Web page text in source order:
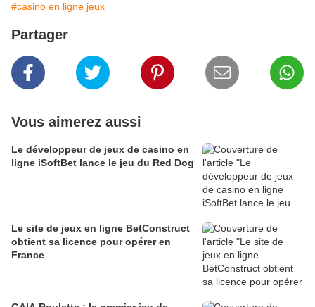
#casino en ligne jeux
Partager
Vous aimerez aussi
Le développeur de jeux de casino en
ligne iSoftBet lance le jeu du Red Dog
Le site de jeux en ligne BetConstruct
obtient sa licence pour opérer en
France